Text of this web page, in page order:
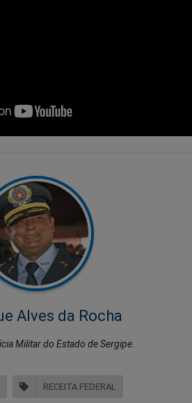
Alves da Rocha
Militar do Estado de Sergipe.
RECEITA FEDERAL